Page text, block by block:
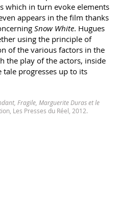
which in turn evoke elements
appears in the film thanks
Snow White. Hugues
using the principle of
of the various factors in the
the play of the actors, inside
progresses up to its
Fragile, Marguerite Duras et le
Les Presses du Réel, 2012.